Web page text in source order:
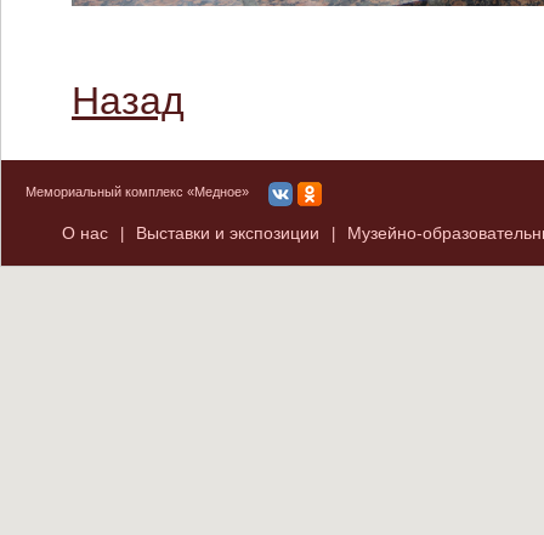
Назад
Мемориальный комплекс «Медное»
О нас Выставки и экспозиции Музейно-